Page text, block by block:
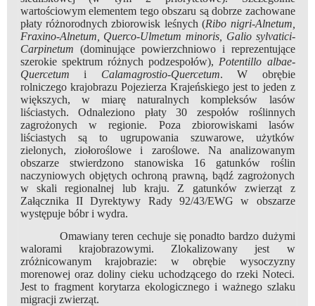
wartościowym elementem tego obszaru są dobrze zachowane
płaty różnorodnych zbiorowisk leśnych (Ribo nigri-Alnetum,
Fraxino-Alnetum, Querco-Ulmetum minoris, Galio sylvatici-
Carpinetum (dominujące powierzchniowo i reprezentujące
szerokie spektrum różnych podzespołów), Potentillo albae-
Quercetum i Calamagrostio-Quercetum. W obrębie
rolniczego krajobrazu Pojezierza Krajeńskiego jest to jeden z
większych, w miarę naturalnych kompleksów lasów
liściastych. Odnaleziono płaty 30 zespołów roślinnych
zagrożonych w regionie. Poza zbiorowiskami lasów
liściastych są to ugrupowania szuwarowe, użytków
zielonych, ziołoroślowe i zaroślowe. Na analizowanym
obszarze stwierdzono stanowiska 16 gatunków roślin
naczyniowych objętych ochroną prawną, bądź zagrożonych
w skali regionalnej lub kraju. Z gatunków zwierząt z
Załącznika II Dyrektywy Rady 92/43/EWG w obszarze
występuje bóbr i wydra.
Omawiany teren cechuje się ponadto bardzo dużymi
walorami krajobrazowymi. Zlokalizowany jest w
zróżnicowanym krajobrazie: w obrębie wysoczyzny
morenowej oraz doliny cieku uchodzącego do rzeki Noteci.
Jest to fragment korytarza ekologicznego i ważnego szlaku
migracji zwierząt.